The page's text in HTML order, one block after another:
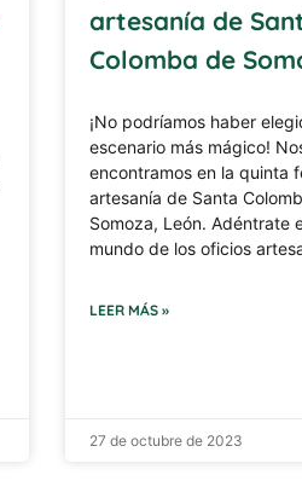
artesanía de
Colomba de
¡No podríamos haber
escenario más mágico!
encontramos en la quinta
artesanía de Santa
Somoza, León. Adéntrate
mundo de los oficios
LEER MÁS »
27 de octubre de 2023